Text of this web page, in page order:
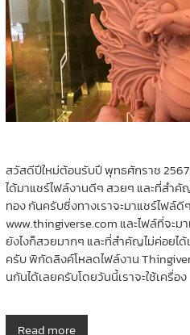
สวัสดีปีใหม่ต้อนรับปี พุทธศักราช 2567
ได้มาแชร์ไฟล์งานดีๆ สวยๆ และที่สำ
ทอง กันครับซึ่งทางเราจะมาแชร์ไฟล์ดี
www.thingiverse.com และไฟล์ที่จะ
ยังไงก็สวยมากๆ และที่สำคัญไม่ค่อยไ
ครับ พิกัดลิงค์โหลดไฟล์งาน
นกันได้เลยครับโดยวันนี้เราจะใช้เครื่อง
Read more